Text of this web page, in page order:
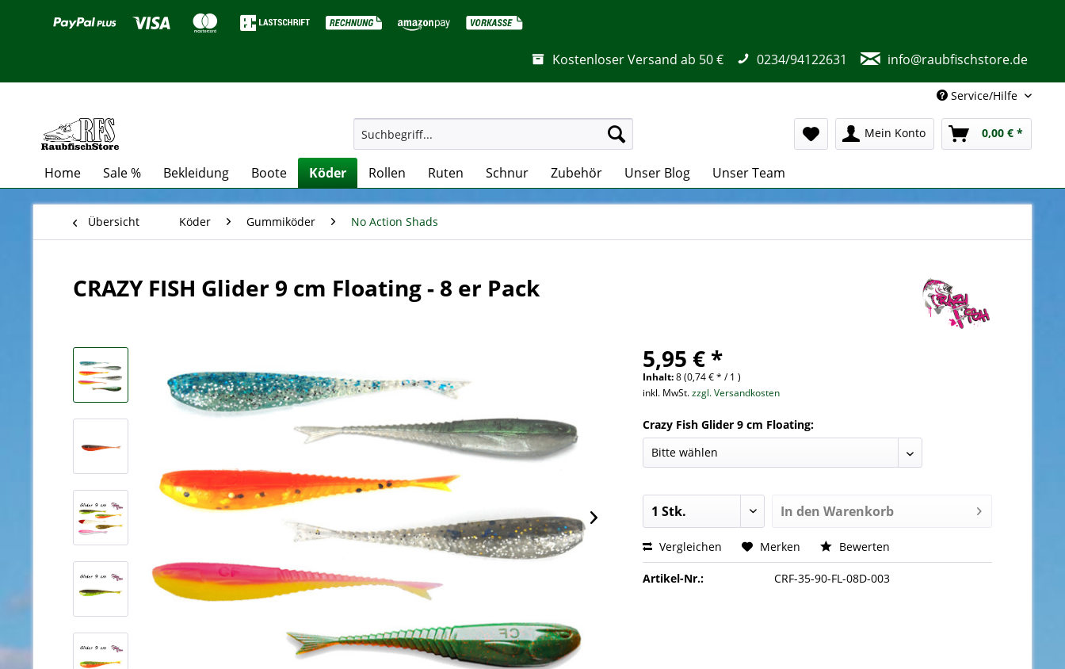
Kostenloser Versand ab 50 € 0234/94122631 info@raubfischstore.de
Service/Hilfe
Mein Konto 0,00 € *
Home Sale % Bekleidung Boote Köder Rollen Ruten Schnur Zubehör Unser Blog Unser Team
Übersicht Köder Gummiköder No Action Shads
CRAZY FISH Glider 9 cm Floating - 8 er Pack
5,95 € *
Inhalt:8 (0,74 € * / 1 )
inkl. MwSt.zzgl. Versandkosten
Crazy Fish Glider 9 cm Floating:
In den Warenkorb
Vergleichen Merken Bewerten
Artikel-Nr.: CRF-35-90-FL-08D-003